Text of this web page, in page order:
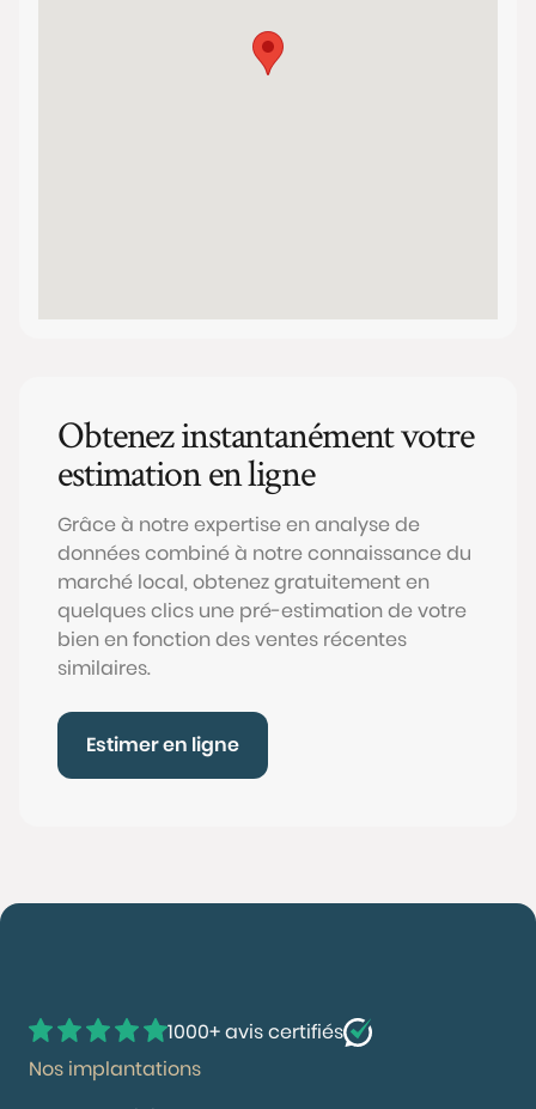
Obtenez instantanément votre
estimation en ligne
Grâce à notre expertise en analyse de
données combiné à notre connaissance du
marché local, obtenez gratuitement en
quelques clics une pré-estimation de votre
bien en fonction des ventes récentes
similaires.
Estimer en ligne
1000+ avis certifiés
Nos implantations